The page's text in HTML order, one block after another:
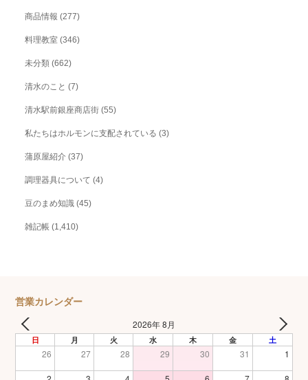
商品情報 (277)
料理教室 (346)
未分類 (662)
清水のこと (7)
清水駅前銀座商店街 (55)
私たちはホルモンに支配されている (3)
蒲原屋紹介 (37)
調理器具について (4)
豆のまめ知識 (45)
雑記帳 (1,410)
営業カレンダー
2026年 8月
日 月 火 水 木 金 土
26 27 28 29 30 31 1